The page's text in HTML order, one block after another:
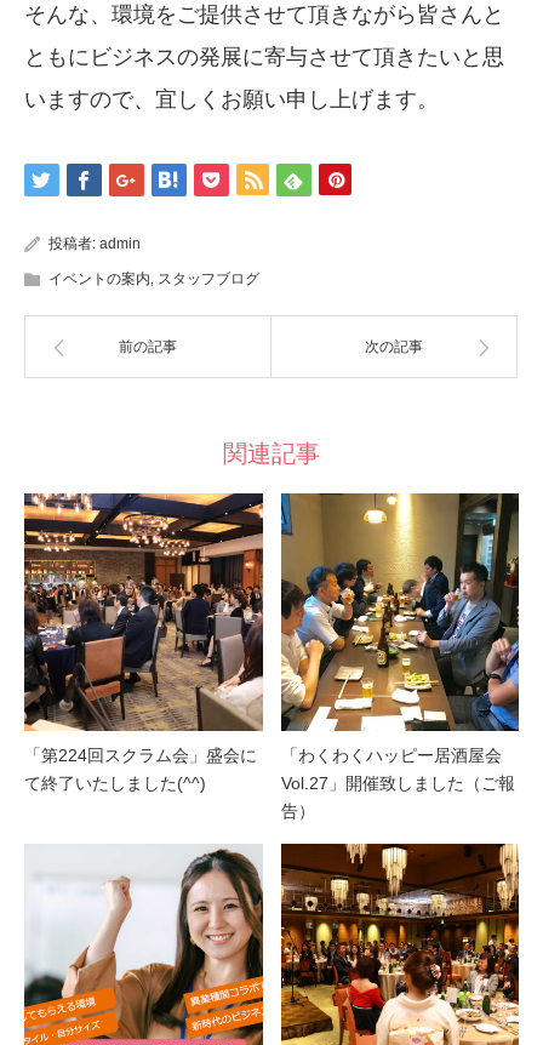
そんな、環境をご提供させて頂きながら皆さんと
ともにビジネスの発展に寄与させて頂きたいと思
いますので、宜しくお願い申し上げます。
投稿者: admin
イベントの案内, スタッフブログ
前の記事 次の記事
関連記事
「第224回スクラム会」盛会に
て終了いたしました(^^)
「わくわくハッピー居酒屋会
Vol.27」開催致しました（ご報
告）